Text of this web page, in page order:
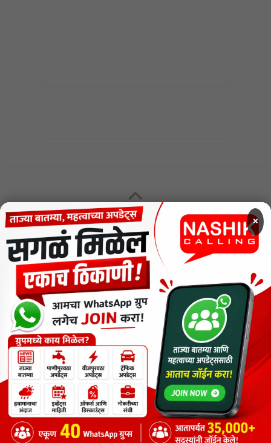
MENU
CODE OF ETHICS FOR DIGITAL NEWS WEBSITES
Contact Us
Privacy Policy
Short News
ThemeNcode PDF Viewer SC [Do not Delete]
वाचकांना विनम्र सूचना
Nashik Calling - Nashik News in MarathiCopyright © 2026.Copyrights
×